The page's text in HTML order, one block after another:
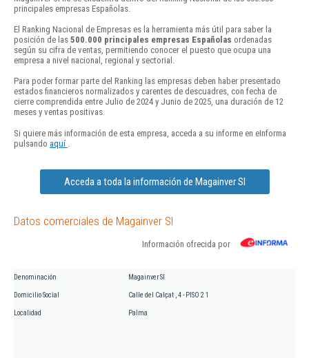
principales empresas Españolas.
El Ranking Nacional de Empresas es la herramienta más útil para saber la
posición de las 500.000 principales empresas Españolas ordenadas
según su cifra de ventas, permitiendo conocer el puesto que ocupa una
empresa a nivel nacional, regional y sectorial.
Para poder formar parte del Ranking las empresas deben haber presentado
estados financieros normalizados y carentes de descuadres, con fecha de
cierre comprendida entre Julio de 2024 y Junio de 2025, una duración de 12
meses y ventas positivas.
Si quiere más información de esta empresa, acceda a su informe en eInforma
pulsando aquí
Acceda a toda la información de Magainver Sl
Datos comerciales de Magainver Sl
Información ofrecida por
Denominación Magainver Sl
Domicilio Social Calle del Calçat , 4 - PISO 2 1
Localidad Palma